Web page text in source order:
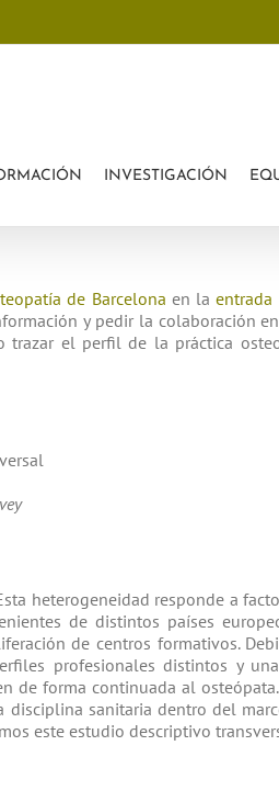
INVESTIGACIÓN
de Barcelonaen laentrada
y pedir la colaboración
el perfil de la práctica
heterogeneidad responde a
de distintos países
de centros formativos.
profesionales distintos y
forma continuada al
sanitaria dentro del